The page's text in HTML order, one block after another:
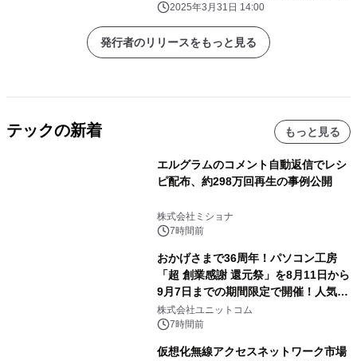
急セキュリティ株式会社
2025年3月31日 14:00
発行者のリリースをもっと見る
テックの新着 もっと見る
エルグラムのコメント自動返信でレシ
ピ配布、約298万回再生の事例公開
株式会社ミショナ
7時間前
おかげさまで36周年！パソコン工房
「超 創業感謝 還元祭」を8月11日から
9月7日までの期間限定で開催！人気の
ゲーミングPCや高性能ノートPCなど
対象iiyama PCのご購入で最大3万円分
相当を還元
株式会社ユニットコム
7時間前
仮想化無線アクセスネットワーク市場